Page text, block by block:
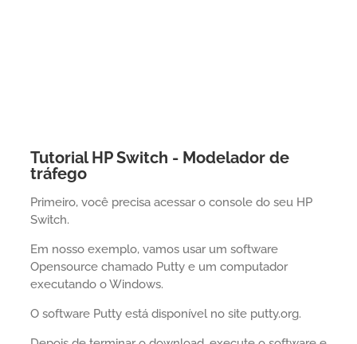
Tutorial HP Switch - Modelador de
tráfego
Primeiro, você precisa acessar o console do seu HP
Switch.
Em nosso exemplo, vamos usar um software
Opensource chamado Putty e um computador
executando o Windows.
O software Putty está disponível no site putty.org.